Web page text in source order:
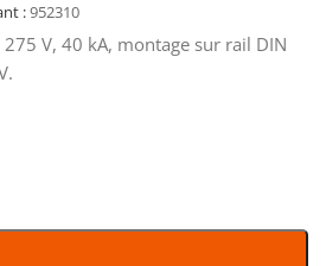
:952310
V, 40 kA, montage sur rail DIN